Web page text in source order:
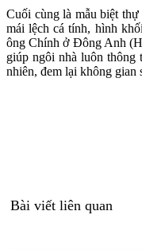
Cuối cùng là mẫu biệt
mái lệch cá tính, hình
ông Chính ở Đông Anh
giúp ngôi nhà luôn thông
nhiên, đem lại không gian
Bài viết liên quan